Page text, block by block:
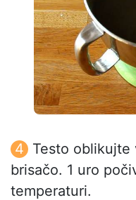
Testo
brisačo. 1 uro
temperaturi.